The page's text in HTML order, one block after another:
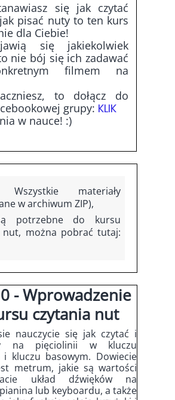
Wszystkie materiały
w archiwum ZIP),
potrzebne do kursu
nut, można pobrać tutaj:
- Wprowadzenie
czytania nut
nauczycie się jak czytać i
na pięciolinii w kluczu
kluczu basowym. Dowiecie
metrum, jakie są wartości
układ dźwięków na
lub keyboardu, a także
się jak czytać
pisać nuty to ten kurs
dla Ciebie!
się jakiekolwiek
nie bój się ich zadawać
filmem na
to dołącz do
grupy: KLIK
w nauce! :)